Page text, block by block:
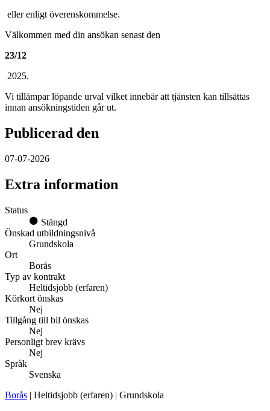
eller enligt överenskommelse.
Välkommen med din ansökan senast den
23/12
2025.
Vi tillämpar löpande urval vilket innebär att tjänsten kan tillsättas
innan ansökningstiden går ut.
Publicerad den
07-07-2026
Extra information
Status
Stängd
Önskad utbildningsnivå
Grundskola
Ort
Borås
Typ av kontrakt
Heltidsjobb (erfaren)
Körkort önskas
Nej
Tillgång till bil önskas
Nej
Personligt brev krävs
Nej
Språk
Svenska
Borås | Heltidsjobb (erfaren) | Grundskola